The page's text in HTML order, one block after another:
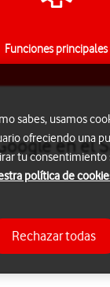
Funciones principales
en el
Con una cuenta de
Para poder activar
sabes, usamos
ofreciendo una
tu consentimiento
política de
Rechazar todas